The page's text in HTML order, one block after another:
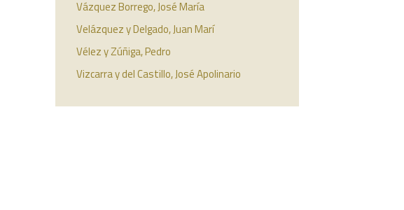
Vázquez Borrego, José María
Velázquez y Delgado, Juan Marí
Vélez y Zúñiga, Pedro
Vizcarra y del Castillo, José Apolinario